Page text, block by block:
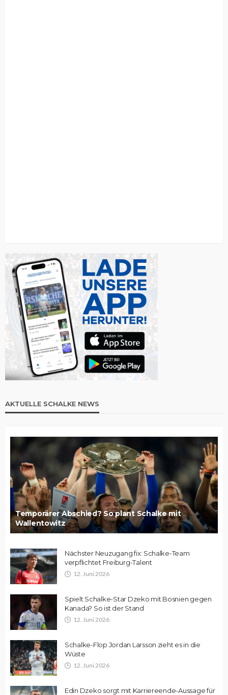
AKTUELLE SCHALKE NEWS
Temporärer Abschied? So plant Schalke mit
Wallentowitz
Nächster Neuzugang fix: Schalke-Team
verpflichtet Freiburg-Talent
12. Juni 2026
Spielt Schalke-Star Dzeko mit Bosnien gegen
Kanada? So ist der Stand
12. Juni 2026
Schalke-Flop Jordan Larsson zieht es in die
Wüste
12. Juni 2026
Edin Dzeko sorgt mit Karriereende-Aussage für